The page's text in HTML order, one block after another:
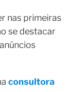
nas primeiras
se destacar
consultora